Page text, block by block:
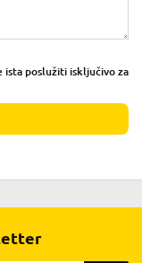
ista poslužiti isključivo za